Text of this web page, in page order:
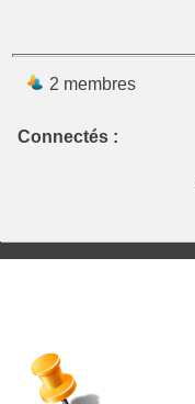
2 membres
Connectés :